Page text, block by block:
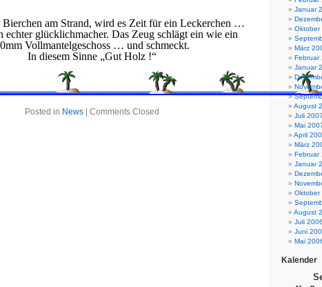
Bierchen am Strand, wird es Zeit für ein Leckerchen …
glücklichmacher. Das Zeug schlägt ein wie ein
Vollmantelgeschoss … und schmeckt.
In diesem Sinne „Gut Holz !“
Posted in News| Comments Closed
Januar
Oktober
März
Februar
Januar
August
Juli 2007
Mai
April
März
Februar
Januar
Oktober
August
Juli 2006
Juni
Mai
Kalender